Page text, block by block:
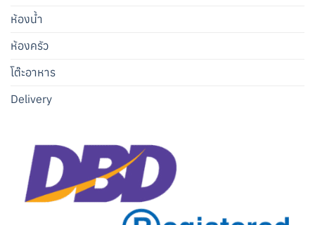
ห้องน้ำ
ห้องครัว
โต๊ะอาหาร
Delivery